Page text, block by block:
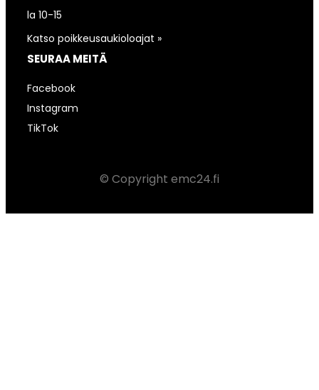
la 10-15
Katso poikkeusaukioloajat »
SEURAA MEITÄ
Facebook
Instagram
TikTok
© Copyright emc24.fi